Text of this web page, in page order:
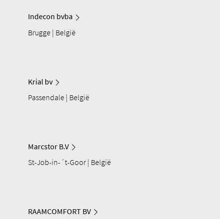
Indecon bvba
Brugge | België
Krial bv
Passendale | België
Marcstor B.V
St-Job-in-´t-Goor | België
RAAMCOMFORT BV